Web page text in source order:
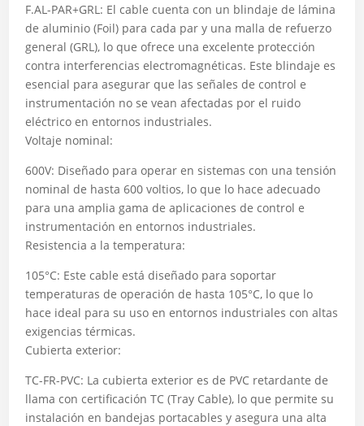
F.AL-PAR+GRL: El cable cuenta con un blindaje de lámina
de aluminio (Foil) para cada par y una malla de refuerzo
general (GRL), lo que ofrece una excelente protección
contra interferencias electromagnéticas. Este blindaje es
esencial para asegurar que las señales de control e
instrumentación no se vean afectadas por el ruido
eléctrico en entornos industriales.
Voltaje nominal:
600V: Diseñado para operar en sistemas con una tensión
nominal de hasta 600 voltios, lo que lo hace adecuado
para una amplia gama de aplicaciones de control e
instrumentación en entornos industriales.
Resistencia a la temperatura:
105°C: Este cable está diseñado para soportar
temperaturas de operación de hasta 105°C, lo que lo
hace ideal para su uso en entornos industriales con altas
exigencias térmicas.
Cubierta exterior:
TC-FR-PVC: La cubierta exterior es de PVC retardante de
llama con certificación TC (Tray Cable), lo que permite su
instalación en bandejas portacables y asegura una alta